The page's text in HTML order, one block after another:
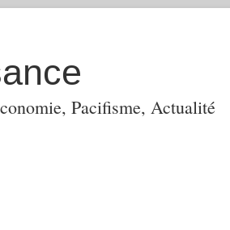
Pacifisme, Actualité